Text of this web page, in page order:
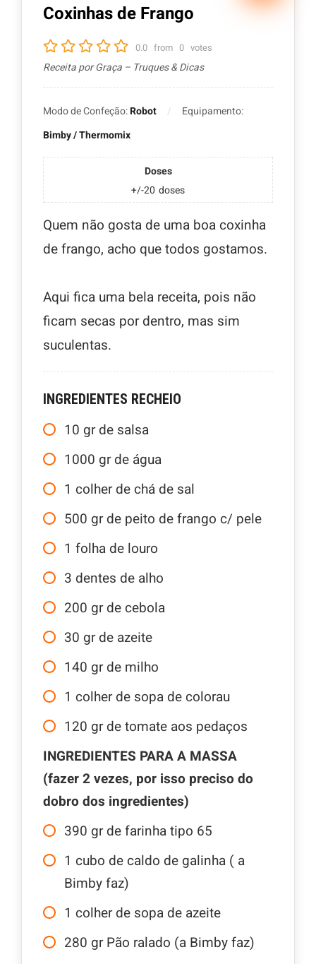
Coxinhas de Frango
0.0 from 0 votes
Receita por Graça – Truques & Dicas
Modo de Confeção:Robot
Equipamento:
Bimby / Thermomix
Doses
+/-20 doses
Quem não gosta de uma boa coxinha
de frango, acho que todos gostamos.
Aqui fica uma bela receita, pois não
ficam secas por dentro, mas sim
suculentas.
INGREDIENTES RECHEIO
10 gr de salsa
1000 gr de água
1 colher de chá de sal
500 gr de peito de frango c/ pele
1 folha de louro
3 dentes de alho
200 gr de cebola
30 gr de azeite
140 gr de milho
1 colher de sopa de colorau
120 gr de tomate aos pedaços
INGREDIENTES PARA A MASSA
(fazer 2 vezes, por isso preciso do
dobro dos ingredientes)
390 gr de farinha tipo 65
1 cubo de caldo de galinha ( a
Bimby faz)
1 colher de sopa de azeite
280 gr Pão ralado (a Bimby faz)